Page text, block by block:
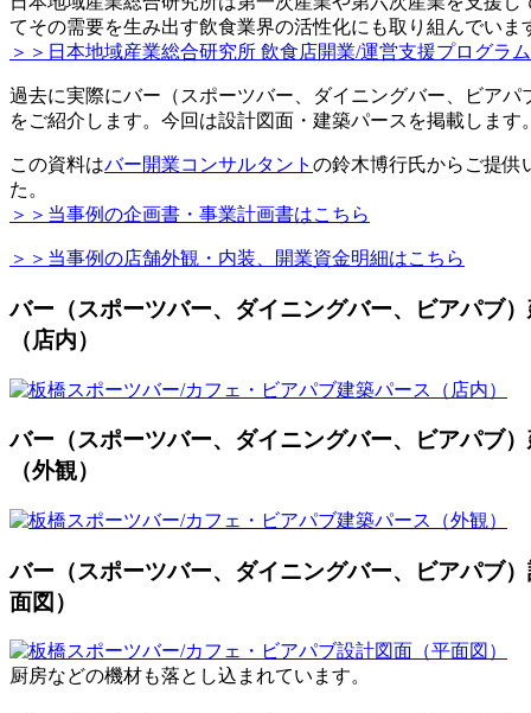
てその需要を生み出す飲食業界の活性化にも取り組んでいま
＞＞日本地域産業総合研究所 飲食店開業/運営支援プログラム
過去に実際にバー（スポーツバー、ダイニングバー、ビアパ
をご紹介します。今回は設計図面・建築パースを掲載します
この資料はバー開業コンサルタント の鈴木博行氏からご提供
た。
＞＞当事例の企画書・事業計画書はこちら
＞＞当事例の店舗外観・内装、開業資金明細はこちら
バー（スポーツバー、ダイニングバー、ビアパブ
（店内）
バー（スポーツバー、ダイニングバー、ビアパブ
（外観）
バー（スポーツバー、ダイニングバー、ビアパブ
面図）
厨房などの機材も落とし込まれています。